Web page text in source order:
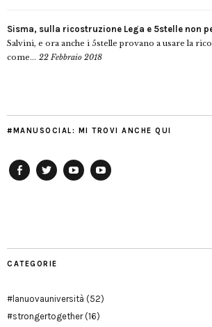
Sisma, sulla ricostruzione Lega e 5stelle non
Salvini, e ora anche i 5stelle provano a usare la
come... 22 Febbraio 2018
#MANUSOCIAL: MI TROVI ANCHE QUI
CATEGORIE
#lanuovauniversità (52)
#strongertogether(16)